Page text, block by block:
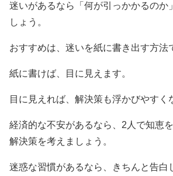
迷いがあるなら「何が引っかかるのか
しょう。
おすすめは、迷いを紙に書き出す方法
紙に書けば、目に見えます。
目に見えれば、解決策も浮かびやすく
経済的な不安があるなら、2人で知恵
解決策を考えましょう。
迷惑な習慣があるなら、きちんと告白